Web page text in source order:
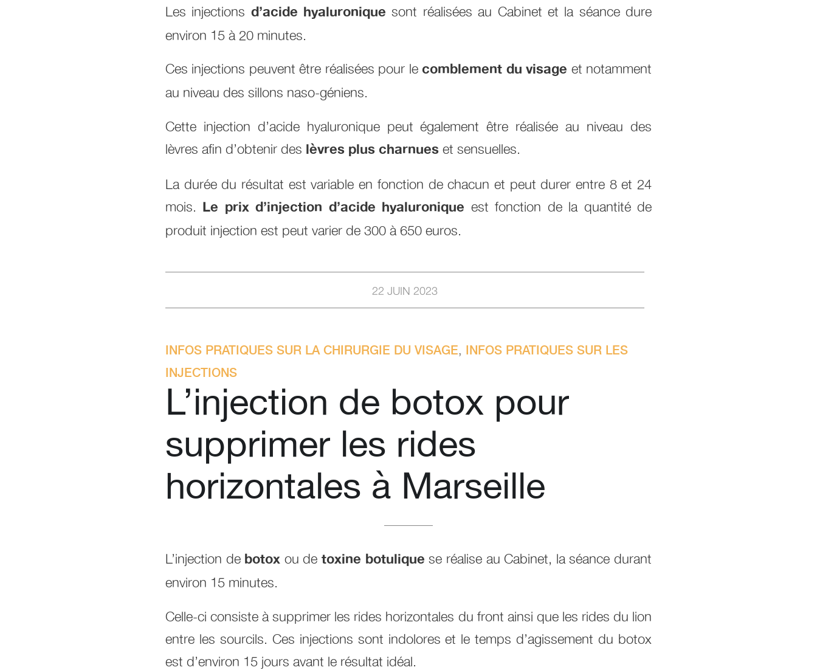
Les injections d’acide hyaluronique sont réalisées au Cabinet et la séance dure
environ 15 à 20 minutes.
Ces injections peuvent être réalisées pour lecomblement du visage et notamment
au niveau des sillons naso-géniens.
Cette injection d’acide hyaluronique peut également être réalisée au niveau des
lèvres afin d’obtenir des lèvres plus charnueset sensuelles.
La durée du résultat est variable en fonction de chacun et peut durer entre 8 et 24
mois. Le prix d’injection d’acide hyaluronique est fonction de la quantité de
produit injection est peut varier de 300 à 650 euros.
22 JUIN 2023
INFOS PRATIQUES SUR LA CHIRURGIE DU VISAGE, INFOS PRATIQUES SUR LES
INJECTIONS
L’injection de botox pour
supprimer les rides
horizontales à Marseille
L’injection de botox ou de toxine botulique se réalise au Cabinet, la séance durant
environ 15 minutes.
Celle-ci consiste à supprimer les rides horizontales du front ainsi que les rides du lion
entre les sourcils. Ces injections sont indolores et le temps d’agissement du botox
est d’environ 15 jours avant le résultat idéal.